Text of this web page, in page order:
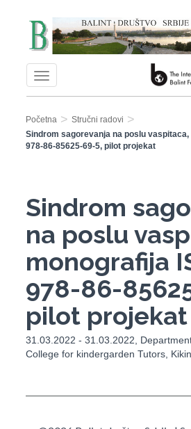
Početna > Stručni radovi >
Sindrom sagorevanja na poslu
978-86-85625-69-5, pilot projekat
Sindrom
na poslu
monografija
978-86-
pilot projekat
31.03.2022 - 31.03.2022,
College for kindergarden Tutors,